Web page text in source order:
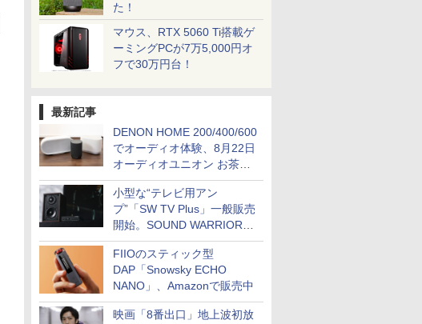
た！
マウス、RTX 5060 Ti搭載ゲ
ーミングPCが7万5,000円オ
フで30万円台！
最新記事
DENON HOME 200/400/600
でオーディオ体験、8月22日
オーディオユニオン お茶の
水店で無料イベント
小型な“テレビ用アン
プ”「SW TV Plus」一般販売
開始。SOUND WARRIORか
ら
FIIOのスティック型
DAP「Snowsky ECHO
NANO」、Amazonで販売中
映画「8番出口」地上波初放